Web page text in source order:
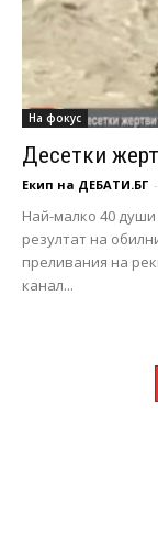
На фокус
Десетки
Екип на ДЕБАТИ.БГ -
Най-малко 40
резултат на
преливания на
канал...